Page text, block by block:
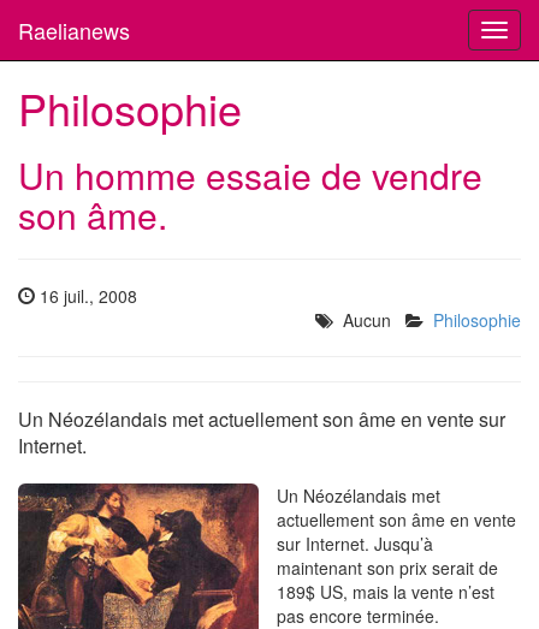
Raelianews
Philosophie
Un homme essaie de vendre
son âme.
16 juil., 2008
Aucun
Philosophie
Un Néozélandais met actuellement son âme en vente sur
Internet.
Un Néozélandais met
actuellement son âme en vente
sur Internet. Jusqu’à
maintenant son prix serait de
189$ US, mais la vente n’est
pas encore terminée.